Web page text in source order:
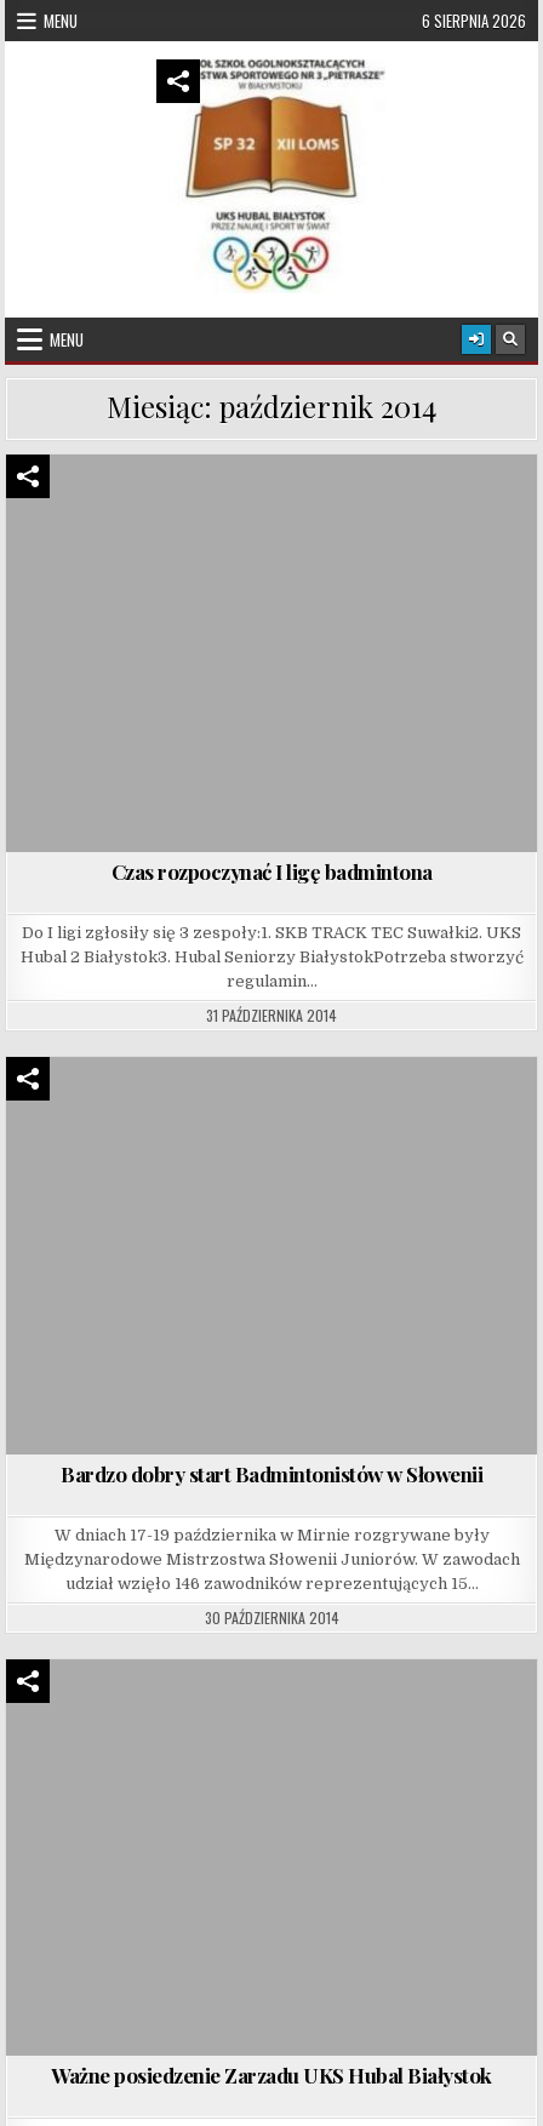
Skip to content
MENU 6 SIERPNIA 2026
UKS Hubal Białystok
MENU
Miesiąc: październik 2014
Czas rozpoczynać I ligę badmintona
Do I ligi zgłosiły się 3 zespoły:1. SKB TRACK TEC Suwałki2. UKS
Hubal 2 Białystok3. Hubal Seniorzy BiałystokPotrzeba stworzyć
regulamin…
31 PAŹDZIERNIKA 2014
Bardzo dobry start Badmintonistów w Słowenii
W dniach 17-19 października w Mirnie rozgrywane były
Międzynarodowe Mistrzostwa Słowenii Juniorów. W zawodach
udział wzięło 146 zawodników reprezentujących 15…
30 PAŹDZIERNIKA 2014
Ważne posiedzenie Zarzadu UKS Hubal Białystok